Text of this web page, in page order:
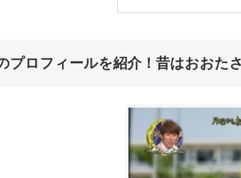
プロフィールを紹介！昔はおおた